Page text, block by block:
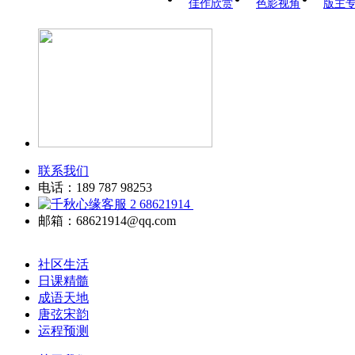
佳作欣赏
色影视角 版主
联系我们
电话：189 787 98253
68621914
邮箱：68621914@qq.com
社区生活
日课精髓
成语天地
唐弦宋韵
运程预测